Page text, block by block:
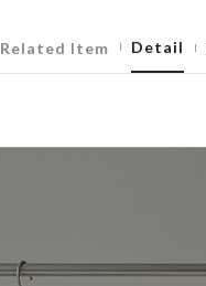
Related Item Detail